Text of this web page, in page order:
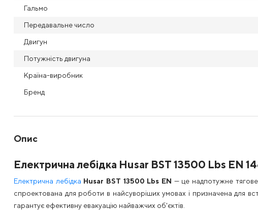
Гальмо
Передавальне число
Двигун
Потужність двигуна
Країна-виробник
Бренд
Опис
Електрична лебідка Husar BST 13500 Lbs EN
Електрична лебідка Husar BST 13500 Lbs EN — це надпотужне
спроектована для роботи в найсуворіших умовах і призначена для
гарантує ефективну евакуацію найважчих об'єктів.